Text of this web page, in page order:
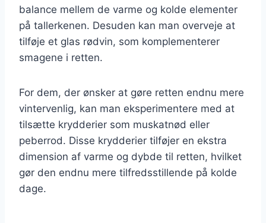
balance mellem de varme og kolde elementer
på tallerkenen. Desuden kan man overveje at
tilføje et glas rødvin, som komplementerer
smagene i retten.
For dem, der ønsker at gøre retten endnu mere
vintervenlig, kan man eksperimentere med at
tilsætte krydderier som muskatnød eller
peberrod. Disse krydderier tilføjer en ekstra
dimension af varme og dybde til retten, hvilket
gør den endnu mere tilfredsstillende på kolde
dage.